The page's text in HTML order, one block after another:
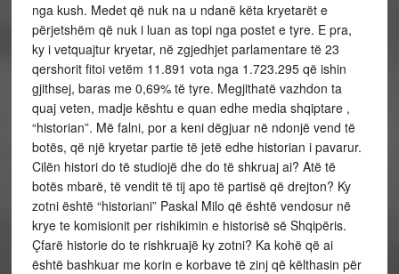
nga kush. Medet që nuk na u ndanë këta kryetarët e
përjetshëm që nuk i luan as topi nga postet e tyre. E pra,
ky i vetquajtur kryetar, në zgjedhjet parlamentare të 23
qershorit fitoi vetëm 11.891 vota nga 1.723.295 që ishin
gjithsej, baras me 0,69% të tyre. Megjithatë vazhdon ta
quaj veten, madje kështu e quan edhe media shqiptare ,
“historian”. Më falni, por a keni dëgjuar në ndonjë vend të
botës, që një kryetar partie të jetë edhe historian i pavarur.
Cilën histori do të studiojë dhe do të shkruaj ai? Atë të
botës mbarë, të vendit të tij apo të partisë që drejton? Ky
zotni është “historiani” Paskal Milo që është vendosur në
krye te komisionit per rishikimin e historisë së Shqipëris.
Çfarë historie do te rishkruajë ky zotni? Ka kohë që ai
është bashkuar me korin e korbave të zinj që këlthasin për